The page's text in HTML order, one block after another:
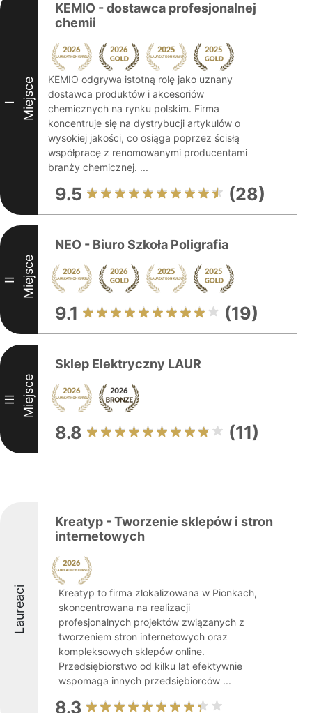
I Miejsce
KEMIO - dostawca profesjonalnej
chemii
KEMIO odgrywa istotną rolę jako uznany
dostawca produktów i akcesoriów
chemicznych na rynku polskim. Firma
koncentruje się na dystrybucji artykułów o
wysokiej jakości, co osiąga poprzez ścisłą
współpracę z renomowanymi producentami
branży chemicznej. ...
9.5 (28)
II Miejsce
NEO - Biuro Szkoła Poligrafia
9.1 (19)
III Miejsce
Sklep Elektryczny LAUR
8.8 (11)
Laureaci
Kreatyp - Tworzenie sklepów i stron
internetowych
Kreatyp to firma zlokalizowana w Pionkach,
skoncentrowana na realizacji
profesjonalnych projektów związanych z
tworzeniem stron internetowych oraz
kompleksowych sklepów online.
Przedsiębiorstwo od kilku lat efektywnie
wspomaga innych przedsiębiorców ...
8.3